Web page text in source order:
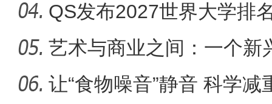
急治理
QS发布2027世界大学排
列前百
艺术与商业之间：一个新
实践
让“食物噪音”静音 科学